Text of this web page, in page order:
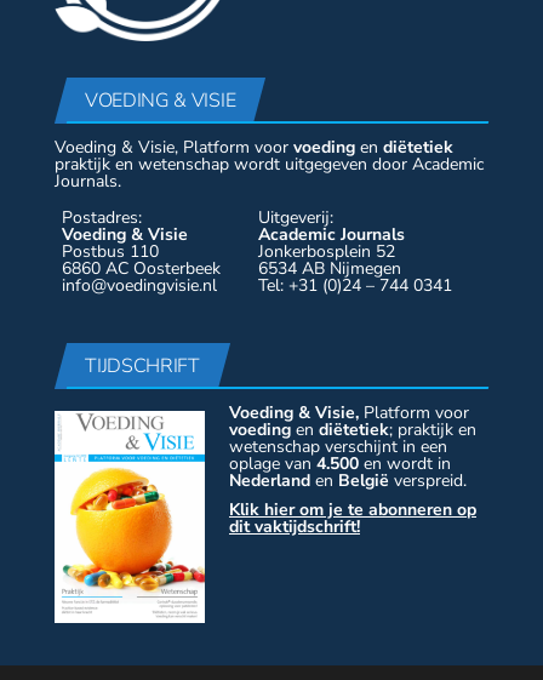
VOEDING & VISIE
Voeding & Visie, Platform voor voeding en diëtetiek
praktijk en wetenschap wordt uitgegeven door Academic
Journals.
Postadres:
Voeding & Visie
Postbus 110
6860 AC Oosterbeek
info@voedingvisie.nl
Uitgeverij:
Academic Journals
Jonkerbosplein 52
6534 AB Nijmegen
Tel: +31 (0)24 – 744 0341
TIJDSCHRIFT
Voeding & Visie, Platform voor
voeding en diëtetiek; praktijk en
wetenschap verschijnt in een
oplage van4.500 en wordt in
Nederland en België verspreid.
Klik hier om je te abonneren op
dit vaktijdschrift!